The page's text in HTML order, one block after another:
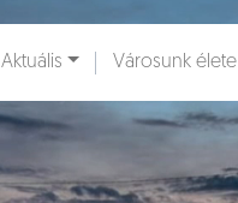
Aktuális Városunk élete